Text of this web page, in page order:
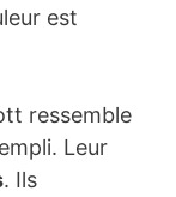
est
ressemble
Leur
. Ils